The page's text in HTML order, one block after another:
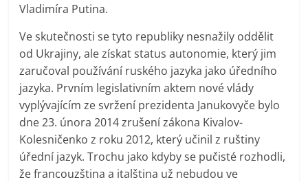
Vladimíra Putina.
Ve skutečnosti se tyto republiky nesnažily oddělit
od Ukrajiny, ale získat status autonomie, který jim
zaručoval používání ruského jazyka jako úředního
jazyka. Prvním legislativním aktem nové vlády
vyplývajícím ze svržení prezidenta Janukovyče bylo
dne 23. února 2014 zrušení zákona Kivalov-
Kolesničenko z roku 2012, který učinil z ruštiny
úřední jazyk. Trochu jako kdyby se pučisté rozhodli,
že francouzština a italština už nebudou ve